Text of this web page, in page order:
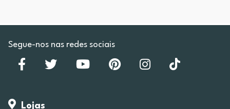
Segue-nos nas redes sociais
Lojas